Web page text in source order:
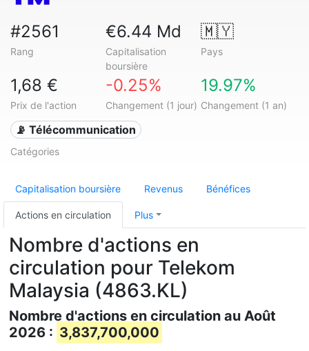
#2561
Rang
€6.44 Md
Capitalisation
boursière
🇲🇾
Pays
1,68 €
Prix de l'action
-0.25%
Changement (1 jour)
19.97%
Changement (1 an)
📡 Télécommunication
Catégories
Capitalisation boursière Revenus Bénéfices
Actions en circulation Plus
Nombre d'actions en
circulation pour Telekom
Malaysia (4863.KL)
Nombre d'actions en circulation au Août
2026 : 3,837,700,000